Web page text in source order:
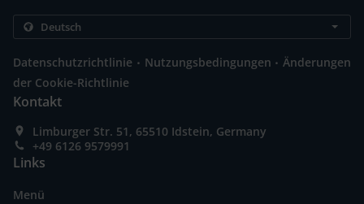
Datenschutzrichtlinie . Nutzungsbedingungen . Änderungen
der Cookie-Richtlinie
Kontakt
Limburger Str. 51, 65510 Idstein, Germany
+49 6126 9579991
Links
Menü